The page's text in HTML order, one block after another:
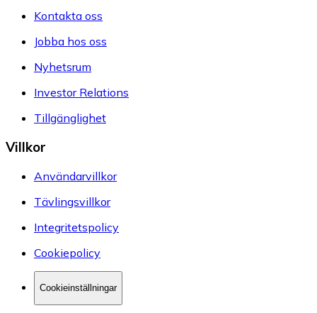
Kontakta oss
Jobba hos oss
Nyhetsrum
Investor Relations
Tillgänglighet
Villkor
Användarvillkor
Tävlingsvillkor
Integritetspolicy
Cookiepolicy
Cookieinställningar